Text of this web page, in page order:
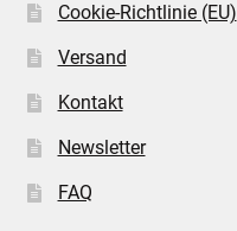
Cookie-Richtlinie (EU)
Versand
Kontakt
Newsletter
FAQ